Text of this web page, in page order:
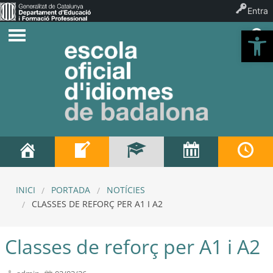
INICI PORTADA
NOTÍCIES
CLASSES DE REFORÇ PER A1 I A2
Classes de reforç per A1 i A2
Entra